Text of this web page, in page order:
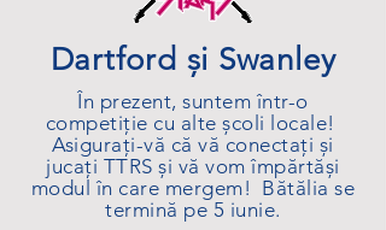
Dartford și Swanley
În prezent, suntem într-o
competiție cu alte școli locale!
Asigurați-vă că vă conectați și
jucați TTRS și vă vom împărtăși
modul în care mergem! Bătălia se
termină pe 5 iunie.